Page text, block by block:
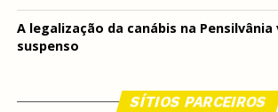
A legalização da canábis na
suspenso
SÍTIOS PARCEIROS